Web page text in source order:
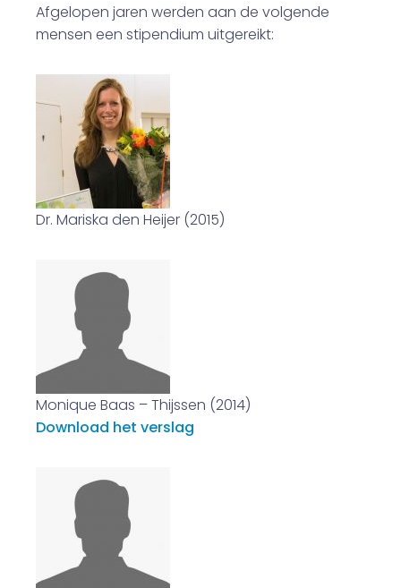
Afgelopen jaren werden aan de volgende
mensen een stipendium uitgereikt:
Dr. Mariska den Heijer (2015)
Monique Baas – Thijssen (2014)
Download het verslag